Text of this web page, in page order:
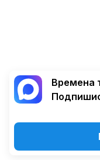
Времена